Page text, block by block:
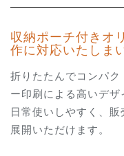
収納ポーチ付きオ
作に対応いたしま
折りたたんでコンパ
ー印刷による高いデザ
日常使いしやすく、
展開いただけます。